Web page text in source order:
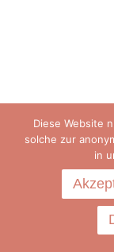
Diese Website
solche zur
in